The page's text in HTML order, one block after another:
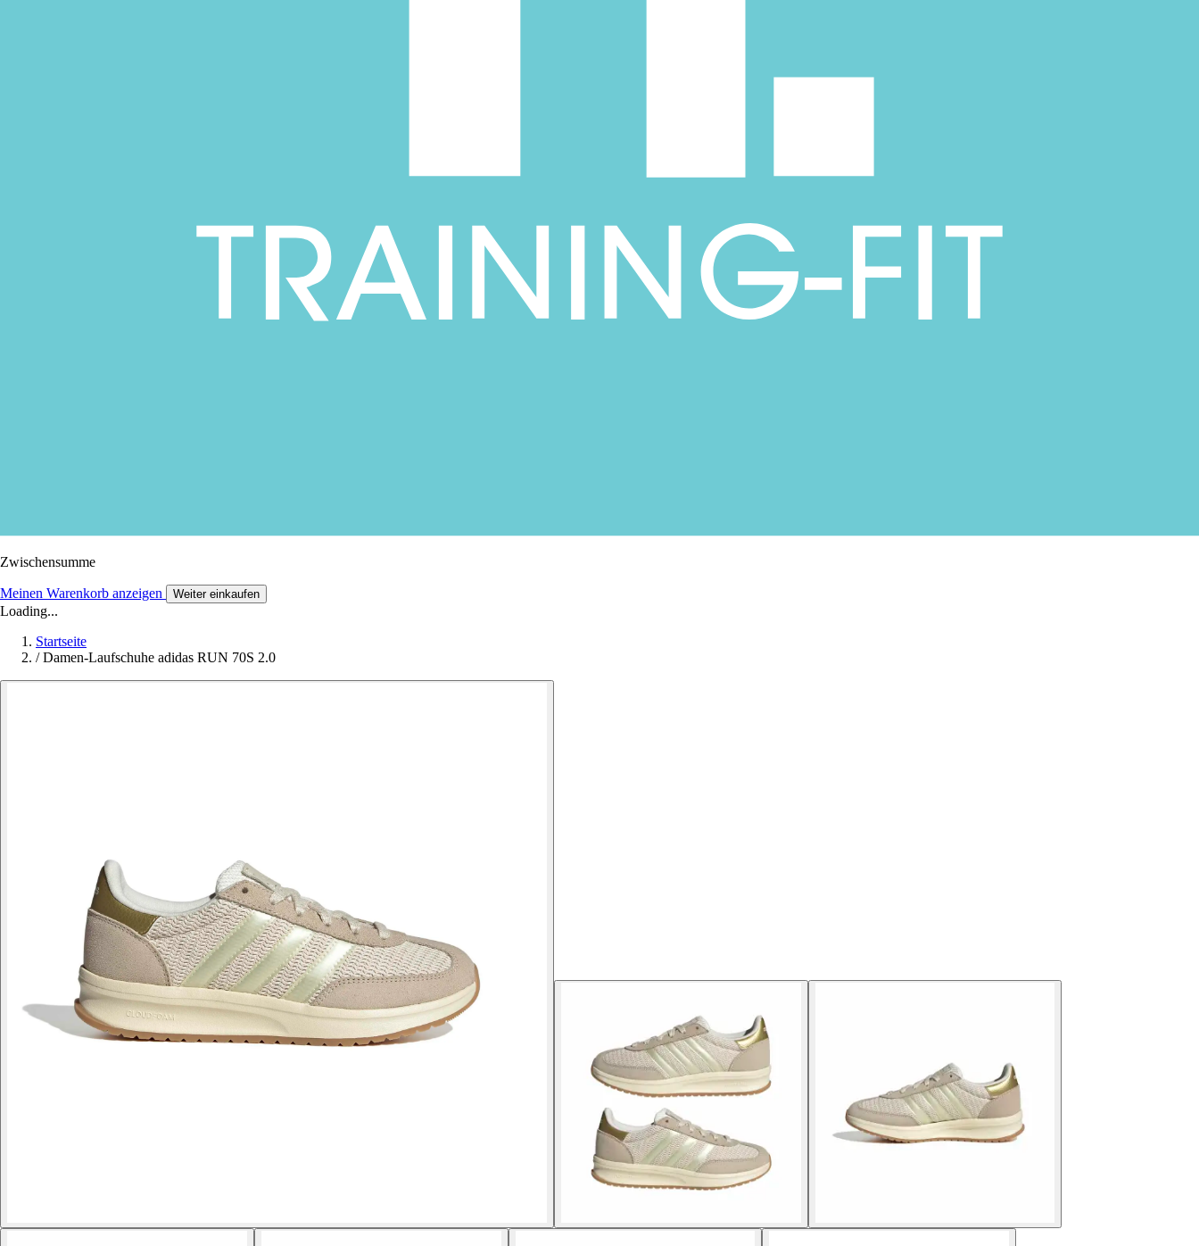
Zwischensumme
Meinen Warenkorb anzeigen Weiter einkaufen
Loading...
Startseite
/ Damen-Laufschuhe adidas RUN 70S 2.0